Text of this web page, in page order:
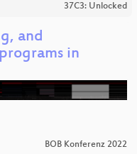
37C3: Unlocked
and
in
BOB Konferenz 2022